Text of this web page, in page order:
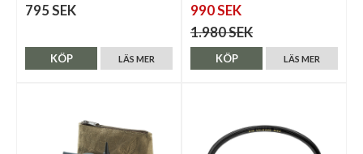
795 SEK
LÄS MER
KÖP
990 SEK
1.980 SEK
LÄS MER
KÖP